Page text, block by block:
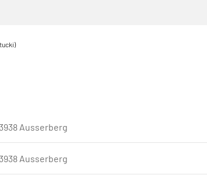
Ausserberg
Ausserberg